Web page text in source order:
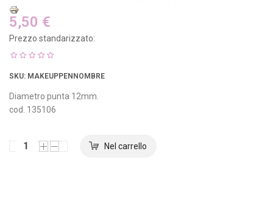
5,50 €
Prezzo standarizzato:
SKU: MAKEUPPENNOMBRE
Diametro punta 12mm.
cod. 135106